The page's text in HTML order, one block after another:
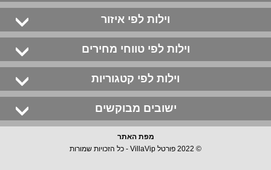
וילות לפי איזור
וילות לפי טווחי מחירים
וילות לפי קטגוריות
ישובים מבוקשים
מפת האתר
© 2022 פורטל VillaVip - כל הזכויות שמורות